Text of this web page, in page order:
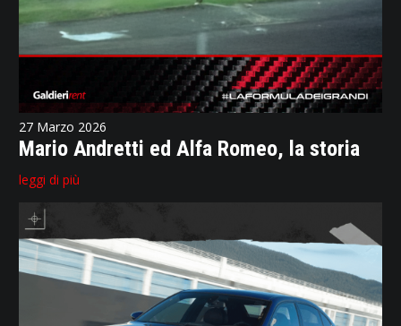
27 Marzo 2026
Mario Andretti ed Alfa Romeo, la storia
leggi di più